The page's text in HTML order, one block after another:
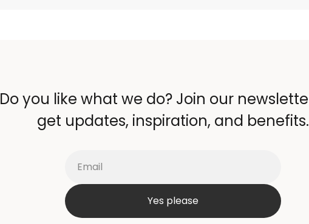
Do you like what we do? Join our
get updates, inspiration, and benefits.